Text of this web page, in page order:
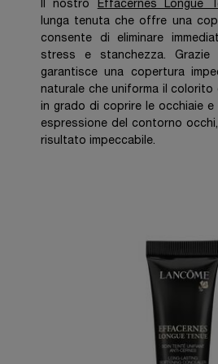
Il nostro Effacernes Longue
lunga tenuta che offre una
consente di eliminare
stress e stanchezza. Grazie
garantisce una copertura
naturale che uniforma il colorito
in grado di coprire le occhiaie e
espressione del contorno
risultato impeccabile.